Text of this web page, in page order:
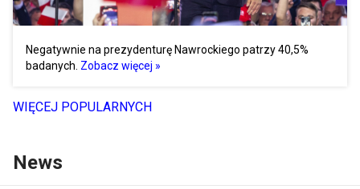
Negatywnie na prezydenturę Nawrockiego patrzy 40,5%
badanych. Zobacz więcej »
WIĘCEJ POPULARNYCH
News